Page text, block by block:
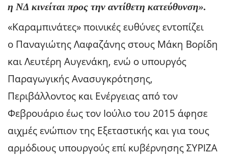
η ΝΔ κινείται προς την αντίθετη κατεύθυνση».
«Καραμπινάτες» ποινικές ευθύνες εντοπίζει
ο Παναγιώτης Λαφαζάνης στους Μάκη Βορίδη
και Λευτέρη Αυγενάκη, ενώ ο υπουργός
Παραγωγικής Ανασυγκρότησης,
Περιβάλλοντος και Ενέργειας από τον
Φεβρουάριο έως τον Ιούλιο του 2015 άφησε
αιχμές ενώπιον της Εξεταστικής και για τους
αρμόδιους υπουργούς επί κυβέρνησης ΣΥΡΙΖΑ